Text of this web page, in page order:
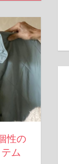
性の
ム